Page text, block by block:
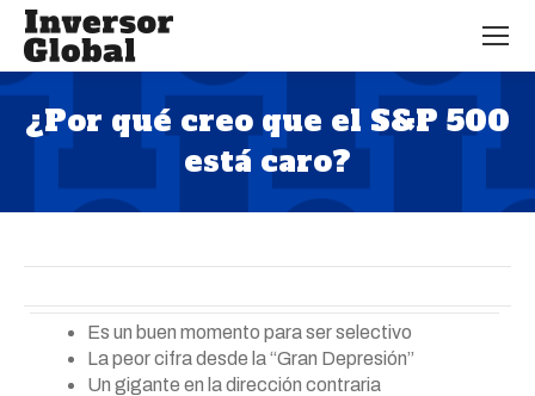
¿Por qué creo que el S&P 500
está caro?
Estás aquí:
Es un buen momento para ser selectivo
La peor cifra desde la “Gran Depresión”
Un gigante en la dirección contraria